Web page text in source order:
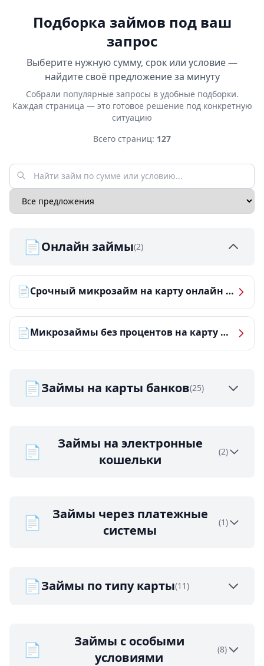
Подборка займов под ваш
запрос
Выберите нужную сумму, срок или условие —
найдите своё предложение за минуту
Собрали популярные запросы в удобные подборки.
Каждая страница — это готовое решение под конкретную
ситуацию
Всего страниц: 127
📄Онлайн займы(2)
📄 Срочный микрозайм на карту онлайн — получить деньги за 5 минут
📄 Микрозаймы без процентов на карту — ТОП-10 за 2026 год
📄Займы на карты банков(25)
📄
Займы на электронные
кошельки
(2)
📄
Займы через платежные
системы
(1)
📄Займы по типу карты(11)
📄
Займы с особыми
условиями
(8)